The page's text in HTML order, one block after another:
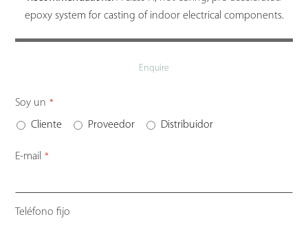
epoxy system for casting of indoor electrical components.
Enquire
Soy un *
Cliente Proveedor Distribuidor
E-mail *
Teléfono fijo